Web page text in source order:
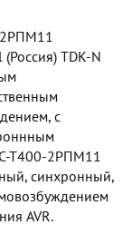
2РПМ11
TDK-N
с
Т400-2РПМ11
синхронный,
AVR.